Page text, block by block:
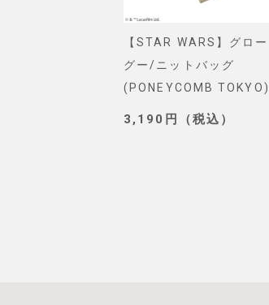
【STAR WARS】グロー
グー/ニットバッグ
(PONEYCOMB TOKYO)
3,190円（税込）